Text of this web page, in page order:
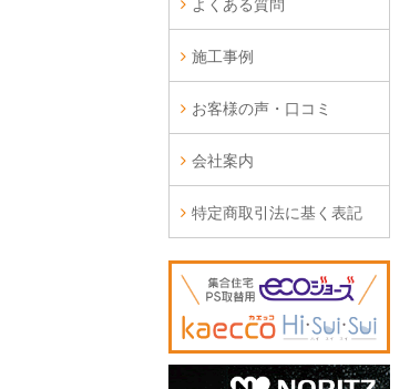
よくある質問
施工事例
お客様の声・口コミ
会社案内
特定商取引法に基く表記